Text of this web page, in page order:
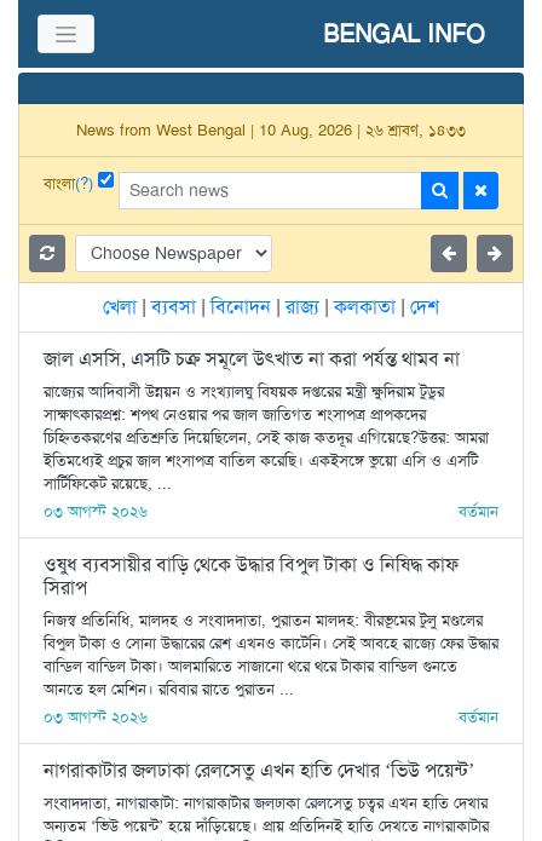
BENGAL INFO
News from West Bengal | 10 Aug, 2026 | ২৬ শ্রাবণ, ১৪৩৩
বাংলা(?)
খেলা|ব্যবসা|বিনোদন |রাজ্য|কলকাতা| দেশ
জাল এসসি, এসটি চক্র সমূলে উৎখাত না করা পর্যন্ত থামব না
রাজ্যের আদিবাসী উন্নয়ন ও সংখ্যালঘু বিষয়ক দপ্তরের মন্ত্রী ক্ষুদিরাম টুডুর
সাক্ষাৎকারপ্রশ্ন: শপথ নেওয়ার পর জাল জাতিগত শংসাপত্র প্রাপকদের
চিহ্নিতকরণের প্রতিশ্রুতি দিয়েছিলেন, সেই কাজ কতদূর এগিয়েছে?উত্তর: আমরা
ইতিমধ্যেই প্রচুর জাল শংসাপত্র বাতিল করেছি। একইসঙ্গে ভুয়ো এসি ও এসটি
সার্টিফিকেট রয়েছে, ...
০৩ আগস্ট ২০২৬
বর্তমান
ওষুধ ব্যবসায়ীর বাড়ি থেকে উদ্ধার বিপুল টাকা ও নিষিদ্ধ কাফ
সিরাপ
নিজস্ব প্রতিনিধি, মালদহ ও সংবাদদাতা, পুরাতন মালদহ: বীরভূমের টুলু মণ্ডলের
বিপুল টাকা ও সোনা উদ্ধারের রেশ এখনও কাটেনি। সেই আবহে রাজ্যে ফের উদ্ধার
বান্ডিল বান্ডিল টাকা। আলমারিতে সাজানো থরে থরে টাকার বান্ডিল গুনতে
আনতে হল মেশিন। রবিবার রাতে পুরাতন ...
০৩ আগস্ট ২০২৬
বর্তমান
নাগরাকাটার জলঢাকা রেলসেতু এখন হাতি দেখার ‘ভিউ পয়েন্ট’
সংবাদদাতা, নাগরাকাটা: নাগরাকাটার জলঢাকা রেলসেতু চত্বর এখন হাতি দেখার
অন্যতম ‘ভিউ পয়েন্ট’ হয়ে দাঁড়িয়েছে। প্রায় প্রতিদিনই হাতি দেখতে নাগরাকাটার